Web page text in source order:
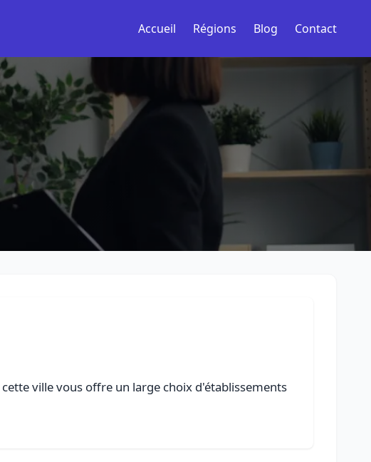
Accueil Régions Blog Contact
ville vous offre un large choix d'établissements